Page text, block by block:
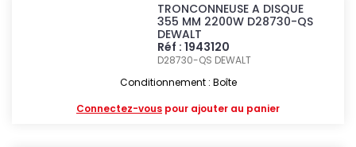
TRONCONNEUSE A DISQUE
355 MM 2200W D28730-QS
DEWALT
Réf : 1943120
D28730-QS DEWALT
Conditionnement : Boîte
Connectez-vous pour ajouter au panier